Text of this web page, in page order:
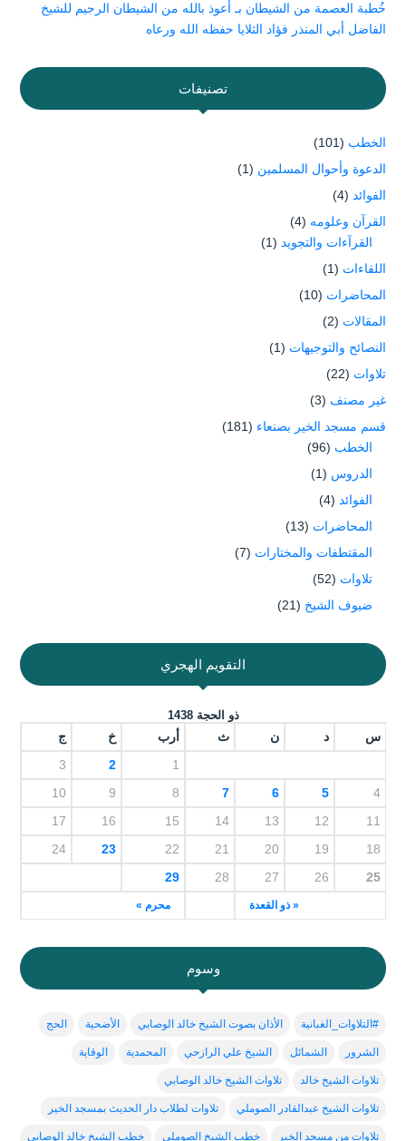
خُطبة العصمة من الشيطان بـ أعوذ بالله من الشيطان الرجيم للشيخ
الفاضل أبي المنذر فؤاد الثلايا حفظه الله ورعاه
تصنيفات
الخطب (101)
الدعوة وأحوال المسلمين (1)
الفوائد (4)
القرآن وعلومه (4)
القرآءات والتجويد (1)
اللقاءات (1)
المحاضرات (10)
المقالات (2)
النصائح والتوجيهات (1)
تلاوات (22)
غير مصنف (3)
قسم مسجد الخير بصنعاء (181)
الخطب (96)
الدروس (1)
الفوائد (4)
المحاضرات (13)
المقتطفات والمختارات (7)
تلاوات (52)
ضيوف الشيخ (21)
التقويم الهجري
ذو الحجة 1438
س د ن ث أرب خ ج
« ذو القعدة محرم »
1
2
3
4
5
6
7
8
9
10
11
12
13
14
15
16
17
18
19
20
21
22
23
24
25
26
27
28
29
وسوم
#التلاوات_الغبانية الأذان بصوت الشيخ خالد الوصابي الأضحية الحج
الشرور الشمائل الشيخ علي الرازحي المحمدية الوقاية
تلاوات الشيخ خالد تلاوات الشيخ خالد الوصابي
تلاوات الشيخ عبدالقادر الصوملي تلاوات لطلاب دار الحديث بمسجد الخير
تلاوات من مسجد الخير خطب الشيخ الصوملي خطب الشيخ خالد الوصابي